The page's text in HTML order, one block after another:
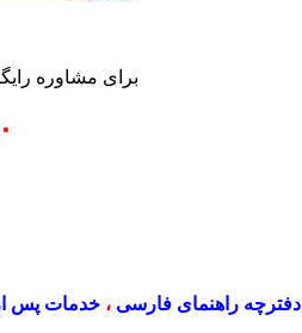
برای مشاوره
دفترچه راهنمای فارسی ،خدمات پس